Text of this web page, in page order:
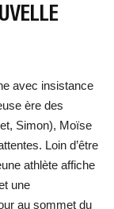
avec insistance
ère des
Simon), Moïse
Loin d’être
athlète affiche
une
au sommet du